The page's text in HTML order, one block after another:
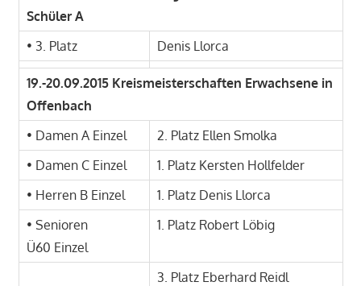
Schüler A
• 3. Platz
Denis Llorca
19.-20.09.2015 Kreismeisterschaften Erwachsene in
Offenbach
• Damen A Einzel
2. Platz Ellen Smolka
• Damen C Einzel
1. Platz Kersten Hollfelder
• Herren B Einzel
1. Platz Denis Llorca
• Senioren
Ü60 Einzel
1. Platz Robert Löbig
3. Platz Eberhard Reidl